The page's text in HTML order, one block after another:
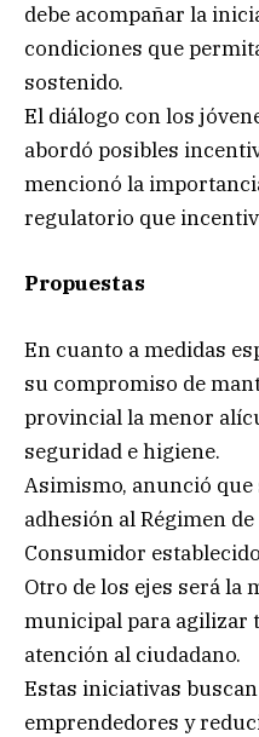
debe acompañar la
condiciones que
sostenido.
El diálogo con los
abordó posibles
mencionó la
regulatorio que
Propuestas
En cuanto a medidas
su compromiso de
provincial la menor
seguridad e higiene.
Asimismo, anunció que
adhesión al Régimen
Consumidor
Otro de los ejes será la
municipal para agilizar
atención al ciudadano.
Estas iniciativas
emprendedores y